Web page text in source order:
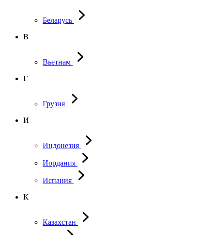
Беларусь
В
Вьетнам
Г
Грузия
И
Индонезия
Иордания
Испания
К
Казахстан